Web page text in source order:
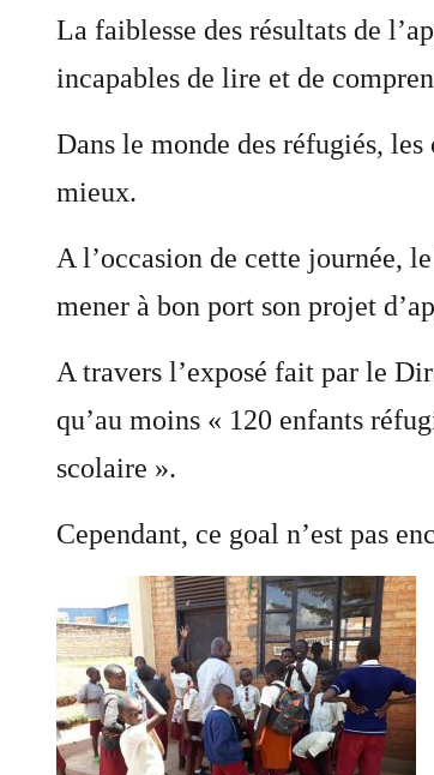
La faiblesse des résultats de
incapables de lire et de
Dans le monde des réfugiés,
mieux.
A l’occasion de cette journée,
mener à bon port son projet
A travers l’exposé fait par le
qu’au moins « 120 enfants
scolaire ».
Cependant, ce goal n’est pas